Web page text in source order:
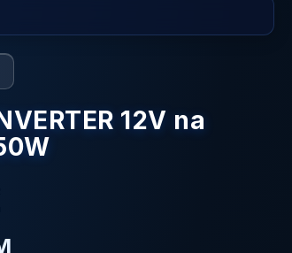
12V na